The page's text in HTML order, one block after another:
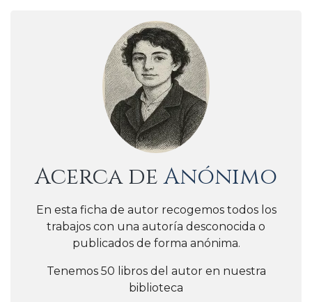
Acerca deAnónimo
En esta ficha de autor recogemos todos los
trabajos con una autoría desconocida o
publicados de forma anónima.
Tenemos 50 libros del autor en nuestra
biblioteca